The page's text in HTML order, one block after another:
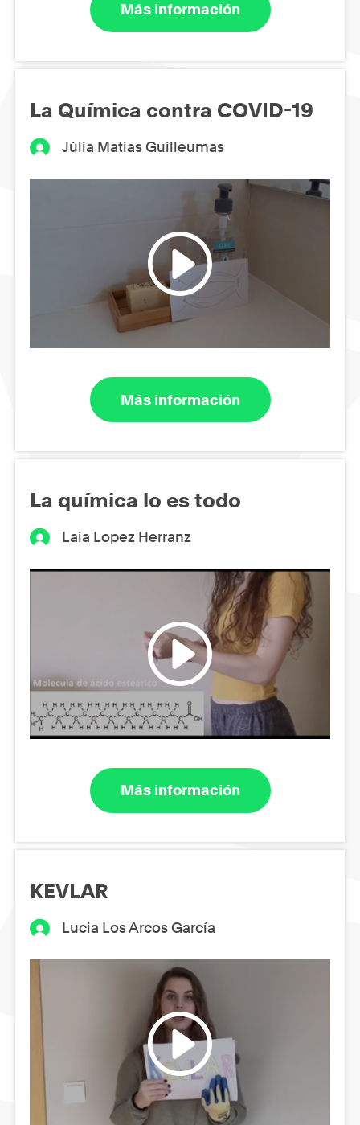
Más información
La Química contra COVID-19
Júlia Matias Guilleumas
Más información
La química lo es todo
Laia Lopez Herranz
Más información
KEVLAR
Lucia Los Arcos García